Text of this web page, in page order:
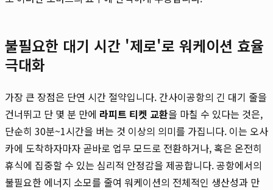
불필요한 대기 시간 '제로'로 워케이션 효율
극대화
가장 큰 장점은 단연 시간 절약입니다. 간사이공항의 긴 대기 줄을
건너뛰고 단 몇 분 만에 라피트 티켓 교환을 마칠 수 있다는 것은,
단순히 30분~1시간을 버는 것 이상의 의미를 가집니다. 이는 오사
카에 도착하자마자 곧바로 업무 모드로 전환하거나, 혹은 온전히
휴식에 집중할 수 있는 심리적 안정감을 제공합니다. 공항에서의
불필요한 에너지 소모를 줄여 워케이션의 전체적인 생산성과 만